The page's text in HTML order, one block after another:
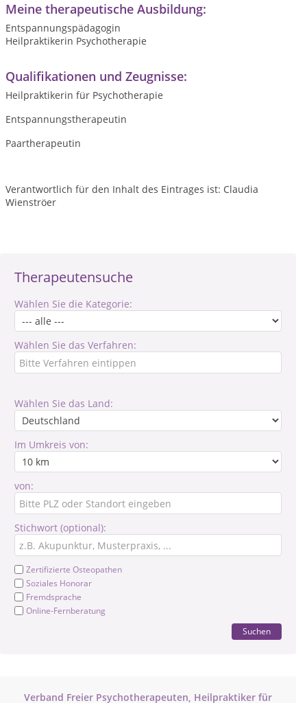
Therapeutensuche
Wählen Sie die Kategorie:
Wählen Sie das Verfahren:
Wählen Sie das Land:
Im Umkreis von:
von:
Stichwort (optional):
Zertifizierte Osteopathen
Soziales Honorar
Fremdsprache
Online-Fernberatung
Suchen
Verband Freier Psychotherapeuten, Heilpraktiker für
Meine therapeutische Ausbildung:
Entspannungspädagogin
Heilpraktikerin Psychotherapie
Qualifikationen und Zeugnisse:
Heilpraktikerin für Psychotherapie
Entspannungstherapeutin
Paartherapeutin
Verantwortlich für den Inhalt des Eintrages ist: Claudia
Wienströer